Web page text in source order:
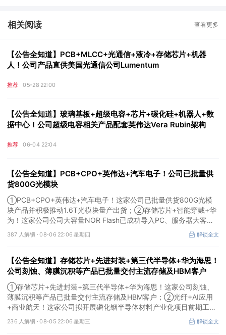
相关阅读 查看更多
【公告全知道】PCB+MLCC+光通信+液冷+存储芯片+机器
人！公司产品直供美国光通信公司Lumentum
推荐 05-28 22:00
【公告全知道】玻璃基板+超级电容+芯片+碳化硅+机器人+数
据中心！公司超级电容相关产品配套英伟达Vera Rubin架构
推荐 06-04 22:04
【公告全知道】PCB+CPO+英伟达+汽车电子！公司已批量供
货800G光模块
①PCB+CPO+英伟达+汽车电子！这家公司已批量供货800G光模
块产品并积极推动1.6T光模块量产出货；②存储芯片+智能穿戴+华
为！这家公司公司大容量NOR Flash已成功导入PC、服务器大客
户；③边缘计算+智慧灯杆！公司拟跨界布局固态存储标的。
387 人解锁 ·08-06 22:06 星期四 解锁全文
【公告全知道】存储芯片+先进封装+第三代半导体+华为海思！
公司刻蚀、薄膜沉积等产品已批量交付主流存储及HBM客户
①存储芯片+先进封装+第三代半导体+华为海思！这家公司刻蚀、
薄膜沉积等产品已批量交付主流存储及HBM客户；②光纤+AI应用
+商业航天！这家公司拟开展磷化铟半导体材料产业化项目前期工
作；③MLCC+光模块+商业航天+军工！公司拟定增募资不超3亿元
用于MLCC相关项目。
236 人解锁 ·08-05 22:06 星期三 解锁全文